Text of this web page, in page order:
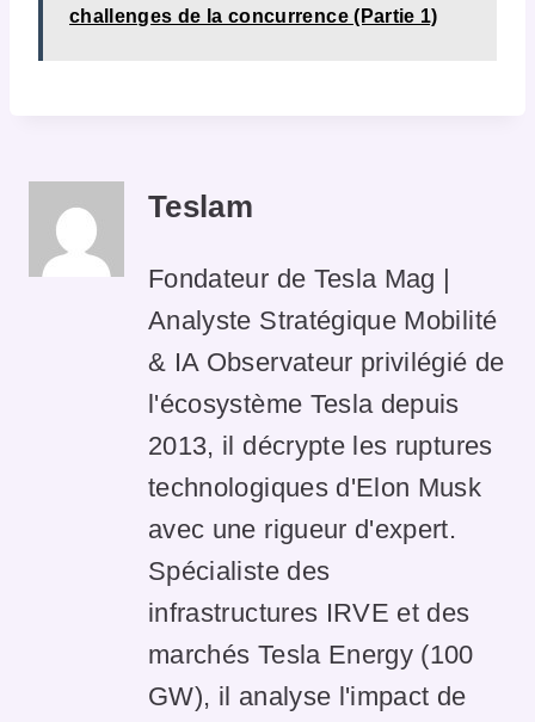
challenges de la concurrence (Partie 1)
Teslam
Fondateur de Tesla Mag |
Analyste Stratégique Mobilité
& IA Observateur privilégié de
l'écosystème Tesla depuis
2013, il décrypte les ruptures
technologiques d'Elon Musk
avec une rigueur d'expert.
Spécialiste des
infrastructures IRVE et des
marchés Tesla Energy (100
GW), il analyse l'impact de